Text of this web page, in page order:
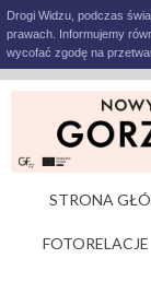
Drogi Widzu, podczas
prawach. Informujemy
wycofać zgodę na
STRONA
FOTORELACJE